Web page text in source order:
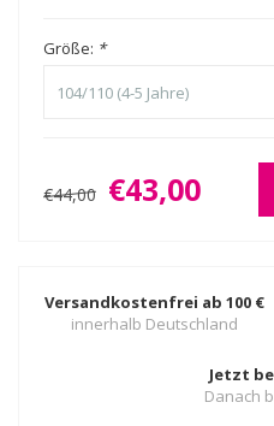
Größe: *
104/110 (4-5 Jahre)
€44,00 €43,00
Versandkostenfrei ab 100 €
innerhalb Deutschland
Jetzt
Danach